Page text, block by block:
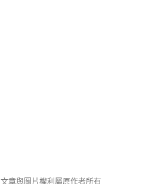
文章與圖片權利屬原作者所有